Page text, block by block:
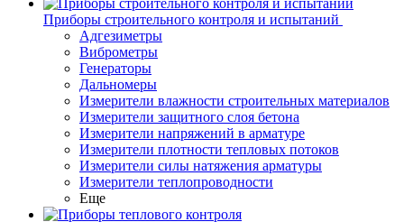
Приборы строительного контроля и испытаний
Адгезиметры
Виброметры
Генераторы
Дальномеры
Измерители влажности строительных материалов
Измерители защитного слоя бетона
Измерители напряжений в арматуре
Измерители плотности тепловых потоков
Измерители силы натяжения арматуры
Измерители теплопроводности
Еще